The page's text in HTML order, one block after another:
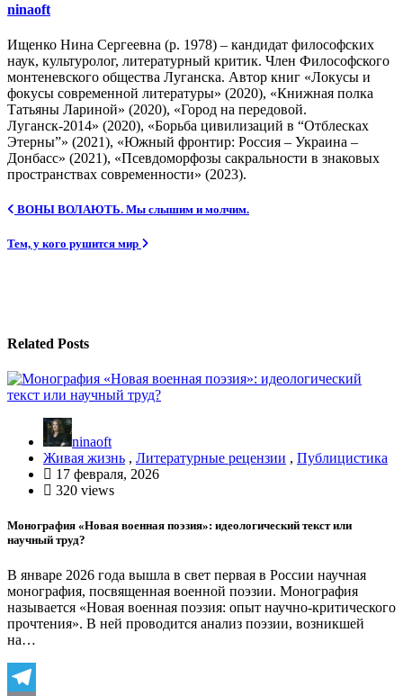
ninaoft
Ищенко Нина Сергеевна (р. 1978) – кандидат философских
наук, культуролог, литературный критик. Член Философского
монтеневского общества Луганска. Автор книг «Локусы и
фокусы современной литературы» (2020), «Книжная полка
Татьяны Лариной» (2020), «Город на передовой.
Луганск-2014» (2020), «Борьба цивилизаций в “Отблесках
Этерны”» (2021), «Южный фронтир: Россия – Украина –
Донбасс» (2021), «Псевдоморфозы сакральности в знаковых
пространствах современности» (2023).
Навигация
по
ВОНЫ ВОЛАЮТЬ. Мы слышим и молчим.
Тем, у кого рушится мир
Related Posts
ninaoft
Живая жизнь , Литературные рецензии , Публицистика
17 февраля, 2026
320 views
Монография «Новая военная поэзия»: идеологический текст или
научный труд?
В январе 2026 года вышла в свет первая в России научная
монография, посвященная военной поэзии. Монография
называется «Новая военная поэзия: опыт научно-критического
прочтения». В ней проводится анализ поэзии, возникшей
на…